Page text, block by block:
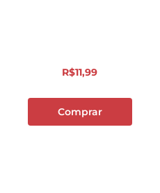
R$11,99
Comprar